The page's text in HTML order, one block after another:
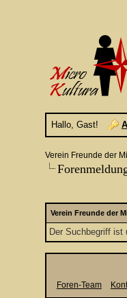
Hallo, Gast!
Verein Freunde der
Verein Freunde der
Der Suchbegriff
Foren-Team